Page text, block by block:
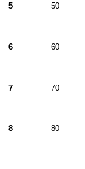
5 50
6 60
7 70
8 80